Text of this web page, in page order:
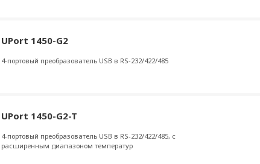
UPort 1450-G2
4-портовый преобразователь USB в RS-232/422/485
UPort 1450-G2-T
4-портовый преобразователь USB в RS-232/422/485, с
расширенным диапазоном температур